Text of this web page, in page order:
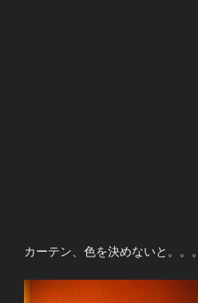
カーテン、色を決めないと。。。